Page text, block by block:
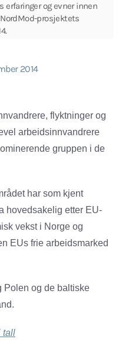
erfaringer og evner innen
prosjektets
2014
flyktninger og
arbeidsinnvandrere
gruppen i de
har som kjent
hovedsakelig etter EU-
vekst i Norge og
EUs frie arbeidsmarked
Polen og de baltiske
tall